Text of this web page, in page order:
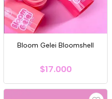
Bloom Gelei Bloomshell
$17.000